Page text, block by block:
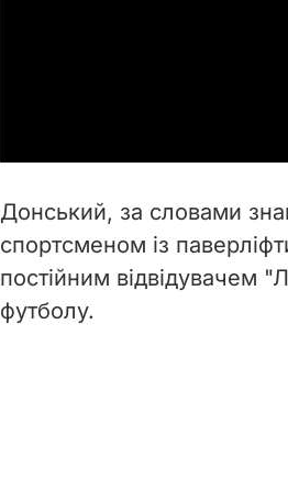
Донський, за словами
спортсменом із
постійним відвідувачем
футболу.